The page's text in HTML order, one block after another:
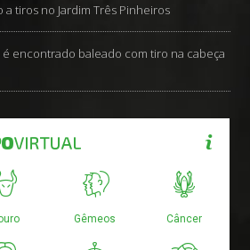
tiros no Jardim Três Pinheiros
é encontrado baleado com tiro na cabeça